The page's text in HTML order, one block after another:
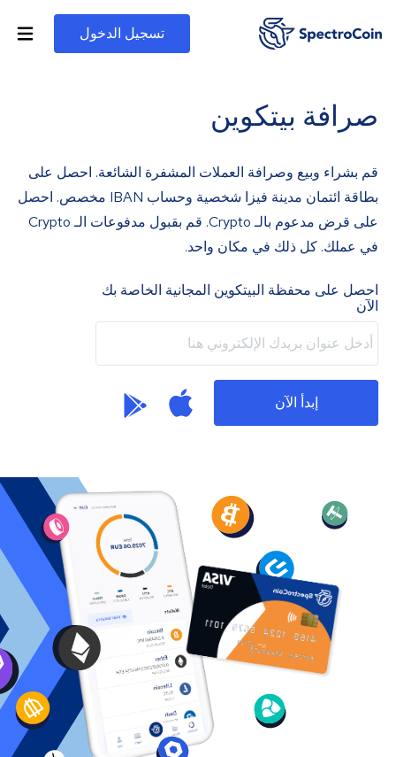
تسجيل الدخول
صرافة بيتكوين
قم بشراء وبيع وصرافة العملات المشفرة الشائعة. احصل على
بطاقة ائتمان مدينة فيزا شخصية وحساب IBAN مخصص. احصل
على قرض مدعوم بالـ Crypto. قم بقبول مدفوعات الـ Crypto
في عملك. كل ذلك في مكان واحد.
احصل على محفظة البيتكوين المجانية الخاصة بك
الآن
إبدأ الآن